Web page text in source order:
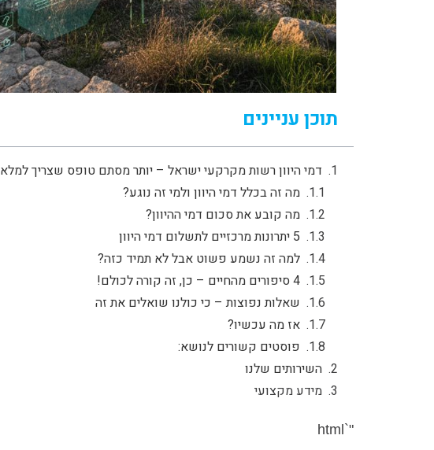
תוכן עניינים
דמי היוון רשות מקרקעי ישראל – יותר מסתם טופס שצריך למלא
מה זה בכלל דמי היוון ולמי זה נוגע?
מה קובע את סכום דמי ההיוון?
5 יתרונות מרכזיים לתשלום דמי היוון
למה זה נשמע פשוט אבל לא תמיד כזה?
4 סיפורים מהחיים – כן, זה קורה לכולם!
שאלות נפוצות – כי כולנו שואלים את זה
אז מה עכשיו?
פוסטים קשורים לנושא:
השירותים שלנו
מידע מקצועי
"`html